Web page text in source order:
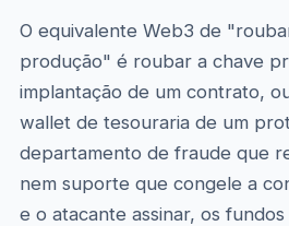
O equivalente Web3 de
produção" é roubar a chave
implantação de um contrato,
wallet de tesouraria de um
departamento de fraude que
nem suporte que congele a
e o atacante assinar, os